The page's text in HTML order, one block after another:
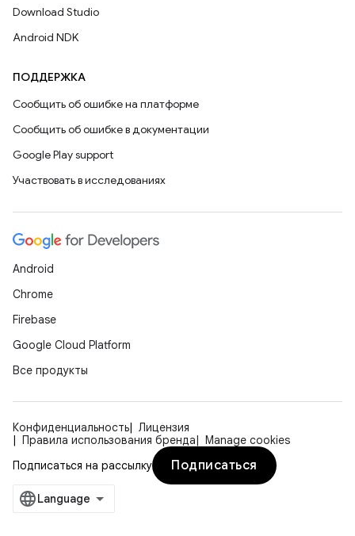
Download Studio
Android NDK
ПОДДЕРЖКА
Сообщить об ошибке на платформе
Сообщить об ошибке в документации
Google Play support
Участвовать в исследованиях
Android
Chrome
Firebase
Google Cloud Platform
Все продукты
Конфиденциальность
Лицензия
Правила использования бренда
Manage cookies
Подписаться на рассылку
Подписаться